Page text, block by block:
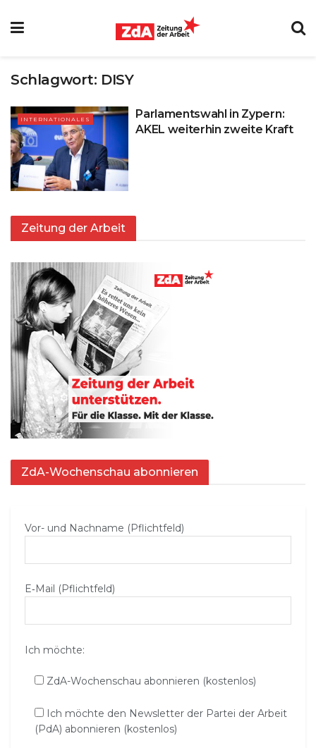
Schlagwort: DISY
INTERNATIONALES
Parlamentswahl in Zypern:
AKEL weiterhin zweite Kraft
Zeitung der Arbeit
ZdA-Wochenschau abonnieren
Vor- und Nachname (Pflichtfeld)
E‑Mail (Pflichtfeld)
Ich möchte:
ZdA-Wochenschau abonnieren (kostenlos)
Ich möchte den Newsletter der Partei der Arbeit
(PdA) abonnieren (kostenlos)